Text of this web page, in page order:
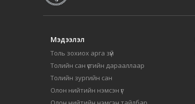
Мэдээлэл
Толь зохиох арга зүй
Толийн сан үсгийн дарааллаар
Толийн зургийн сан
Олон нийтийн нэмсэн үг